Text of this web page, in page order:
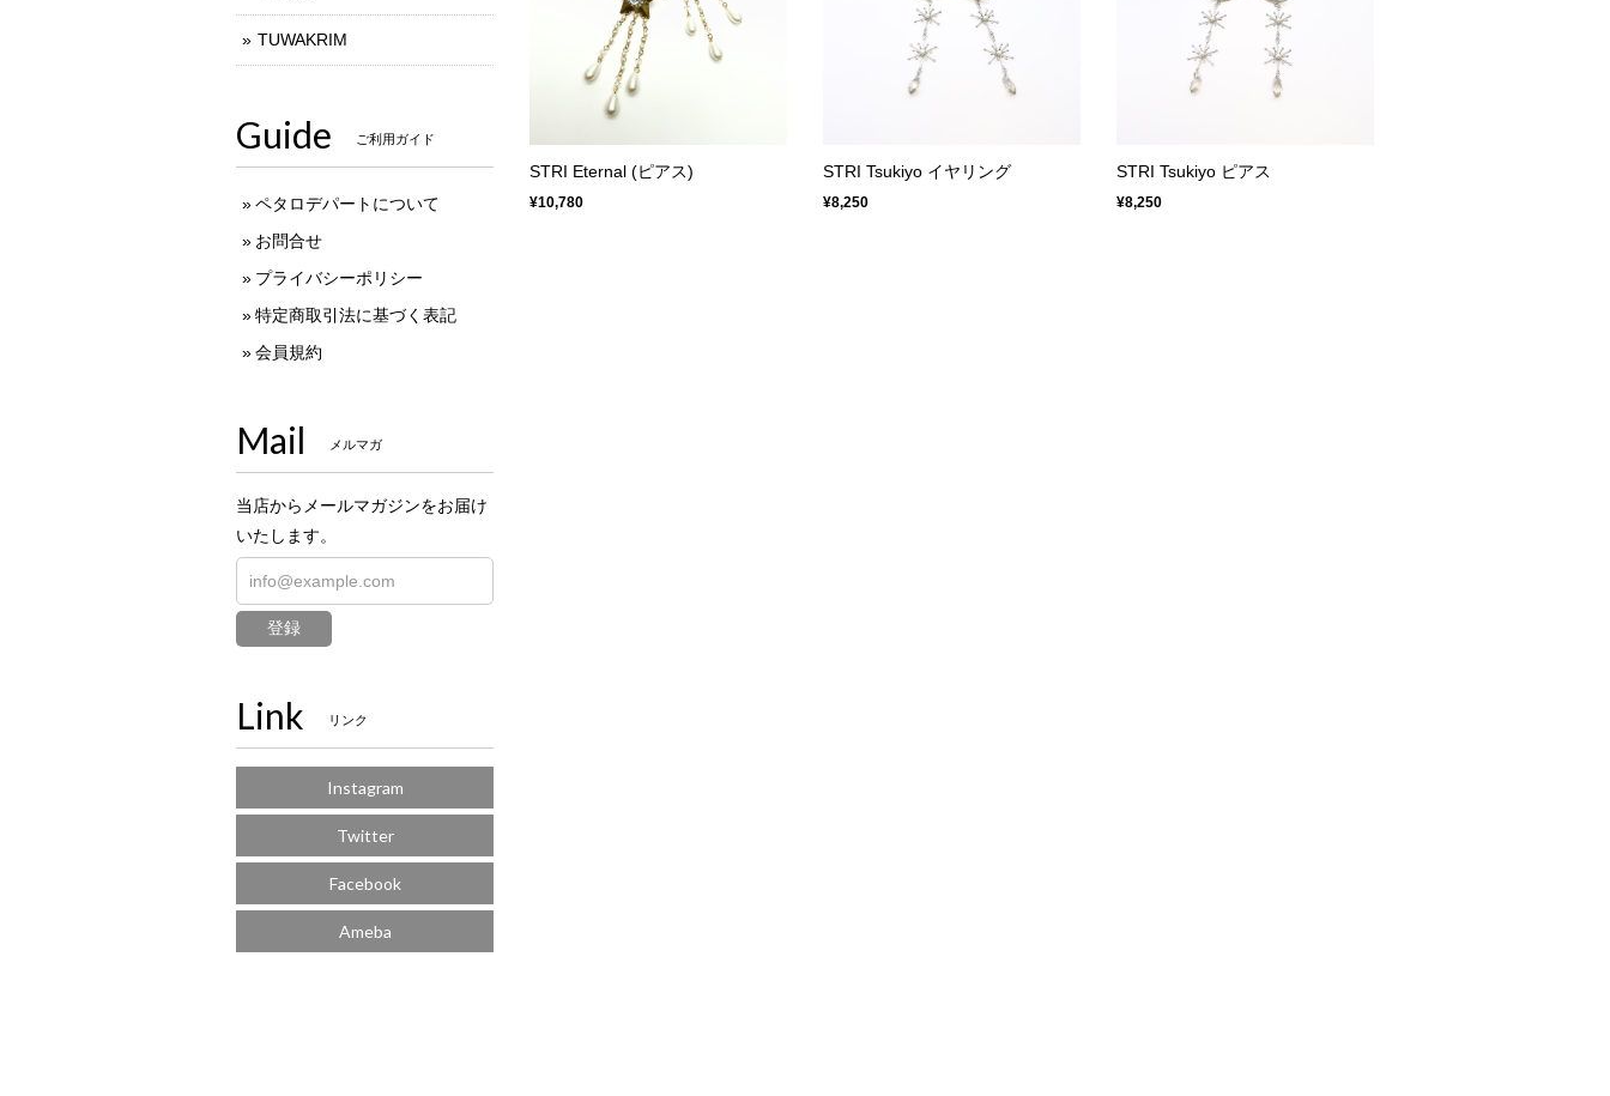
STRI Eternal (ピアス)
¥10,780
STRI Tsukiyo イヤリング
¥8,250
STRI Tsukiyo ピアス
¥8,250
TUWAKRIM
Guide ご利用ガイド
ペタロデパートについて
お問合せ
プライバシーポリシー
特定商取引法に基づく表記
会員規約
Mail メルマガ
当店からメールマガジンをお届け
いたします。
登録
Link リンク
Instagram
Twitter
Facebook
Ameba